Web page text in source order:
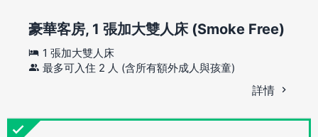
豪華客房, 1 張加大雙人床 (Smoke Free)
1 張加大雙人床
最多可入住 2 人 (含所有額外成人與孩童)
詳情